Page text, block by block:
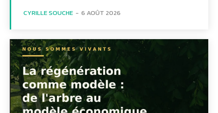
CYRILLE SOUCHE - 6 AOÛT 2026